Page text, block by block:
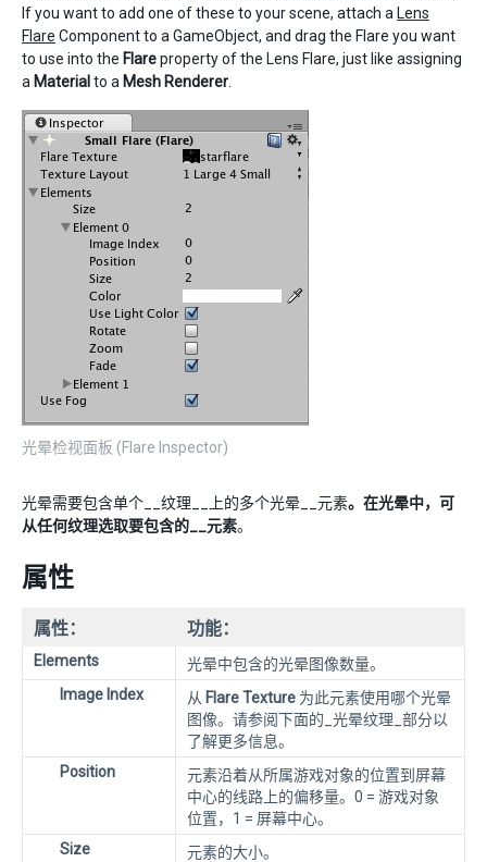
If you want to add one of these to your scene, attach a Lens
Flare Component to a GameObject, and drag the Flare you want
to use into the Flareproperty of the Lens Flare, just like assigning
a Material to a Mesh Renderer
光晕检视面板 (Flare Inspector)
光晕需要包含单个__纹理__上的多个光晕__元素。在光晕中，可
从任何纹理选取要包含的__元素。
属性
属性： 功能：
Elements
光晕中包含的光晕图像数量。
Image Index
从 Flare Texture 为此元素使用哪个光晕
图像。请参阅下面的_光晕纹理_部分以
了解更多信息。
Position
元素沿着从所属游戏对象的位置到屏幕
中心的线路上的偏移量。0 = 游戏对象
位置，1 = 屏幕中心。
Size
元素的大小。